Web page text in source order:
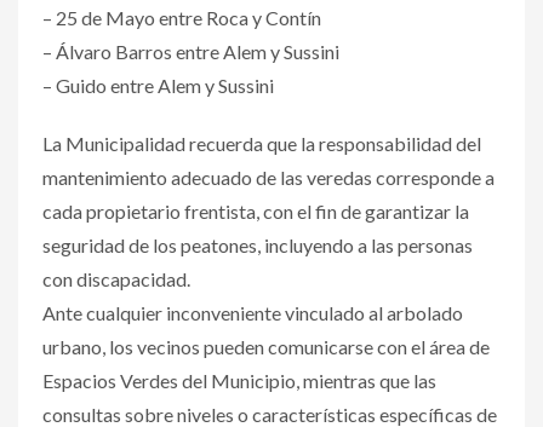
– 25 de Mayo entre Roca y Contín
– Álvaro Barros entre Alem y Sussini
– Guido entre Alem y Sussini
La Municipalidad recuerda que la responsabilidad del
mantenimiento adecuado de las veredas corresponde a
cada propietario frentista, con el fin de garantizar la
seguridad de los peatones, incluyendo a las personas
con discapacidad.
Ante cualquier inconveniente vinculado al arbolado
urbano, los vecinos pueden comunicarse con el área de
Espacios Verdes del Municipio, mientras que las
consultas sobre niveles o características específicas de